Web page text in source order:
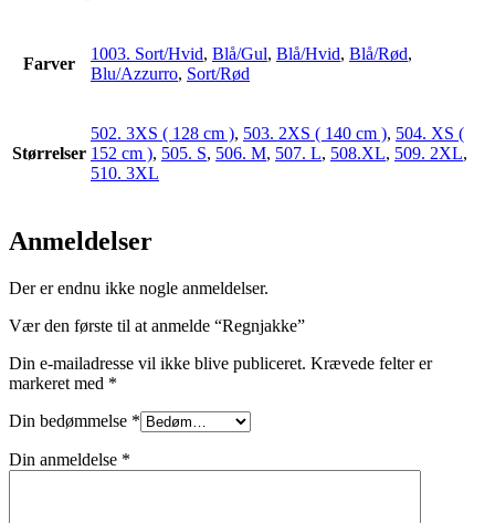
Farver
1003. Sort/Hvid, Blå/Gul, Blå/Hvid, Blå/Rød,
Blu/Azzurro, Sort/Rød
Størrelser
502. 3XS ( 128 cm ), 503. 2XS ( 140 cm ), 504. XS (
152 cm ), 505. S, 506. M, 507. L, 508.XL, 509. 2XL,
510. 3XL
Anmeldelser
Der er endnu ikke nogle anmeldelser.
Vær den første til at anmelde “Regnjakke”
Din e-mailadresse vil ikke blive publiceret. Krævede felter er
markeret med *
Din bedømmelse *
Din anmeldelse *